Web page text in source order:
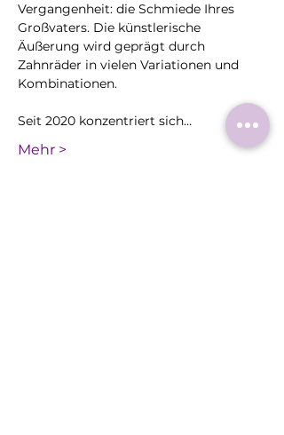
Vergangenheit: die Schmiede Ihres
Großvaters. Die künstlerische
Äußerung wird geprägt durch
Zahnräder in vielen Variationen und
Kombinationen.
Seit 2020 konzentriert sich…
Mehr >